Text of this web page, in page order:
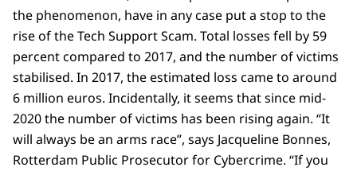
the phenomenon, have in any case put a stop to the
rise of the Tech Support Scam. Total losses fell by 59
percent compared to 2017, and the number of victims
stabilised. In 2017, the estimated loss came to around
6 million euros. Incidentally, it seems that since mid-
2020 the number of victims has been rising again. “It
will always be an arms race”, says Jacqueline Bonnes,
Rotterdam Public Prosecutor for Cybercrime. “If you